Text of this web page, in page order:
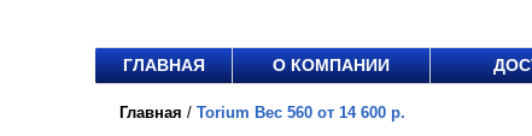
ГЛАВНАЯ О КОМПАНИИ
Главная / Torium Вес 560 от 14 600 р.